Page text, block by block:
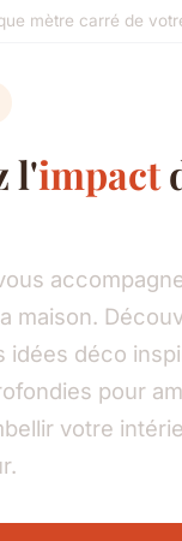
mètre carré de
l'impact
maison.
idées déco
pour
votre